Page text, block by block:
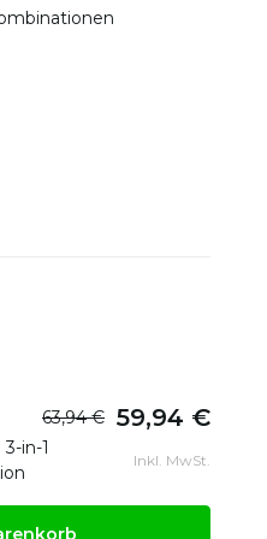
63,94 € 59,94 €
in-1
Inkl. MwSt.